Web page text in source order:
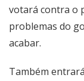
votará contra o
problemas do
acabar.
Também